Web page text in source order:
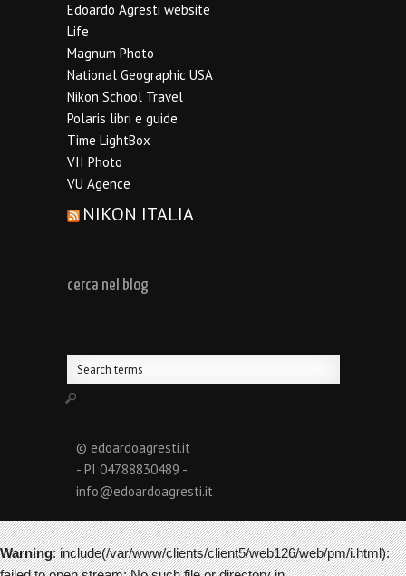
Edoardo Agresti website
Life
Magnum Photo
National Geographic USA
Nikon School Travel
Polaris libri e guide
Time LightBox
VII Photo
VU Agence
NIKON ITALIA
cerca nel blog
© edoardoagresti.it
- PI 04788830489 -
info@edoardoagresti.it
Warning: include(/var/www/clients/client5/web126/web/pm/i.html):